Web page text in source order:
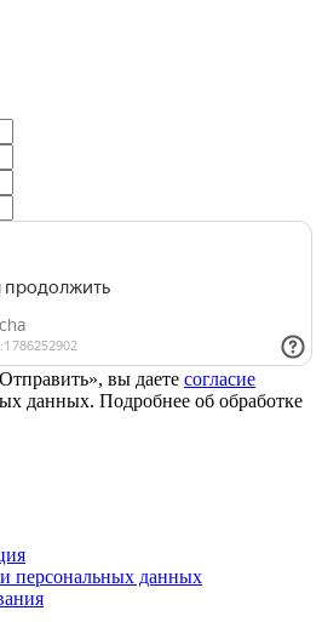
вы даете согласие
данных. Подробнее об обработке
персональных данных